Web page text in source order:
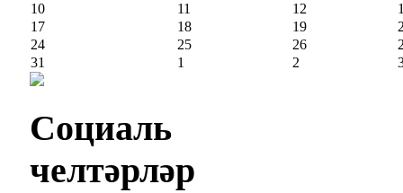
10 11 12
17
18 19
24
25 26
31
1 2
Социаль
челтәрләр